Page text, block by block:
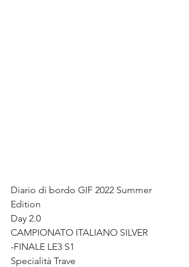
Diario di bordo GIF 2022 Summer
Edition
Day 2.0
CAMPIONATO ITALIANO SILVER
-FINALE LE3 S1
Specialità Trave